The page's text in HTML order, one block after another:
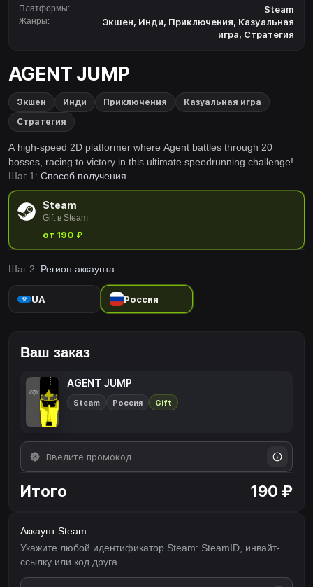
Платформы: Steam
Жанры: Экшен, Инди, Приключения, Казуальная
игра, Стратегия
AGENT JUMP
Экшен Инди Приключения
Казуальная игра
Стратегия
A high-speed 2D platformer where Agent battles through 20
bosses, racing to victory in this ultimate speedrunning challenge!
Шаг 1: Способ получения
Steam
Gift в Steam
от 190 ₽
Шаг 2: Регион аккаунта
UA Россия
Ваш заказ
AGENT JUMP
Steam Россия Gift
Итого 190 ₽
Аккаунт Steam
Укажите любой идентификатор Steam: SteamID, инвайт-
ссылку или код друга